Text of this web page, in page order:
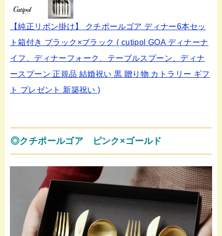
【純正リボン掛け】 クチポールゴア ディナー6本セッ
ト箱付き ブラック×ブラック ( cutipol GOA ディナーナ
イフ、ディナーフォーク、テーブルスプーン、ディナ
ースプーン 正規品 結婚祝い 黒 贈り物 カトラリー ギフ
ト プレゼント 新築祝い )
◎クチポールゴア ピンク×ゴールド